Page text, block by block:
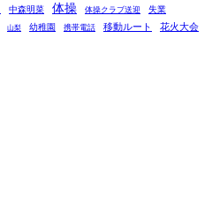
中森明菜 体操 体操クラブ送迎 失業
山梨 幼稚園 携帯電話 移動ルート 花火大会